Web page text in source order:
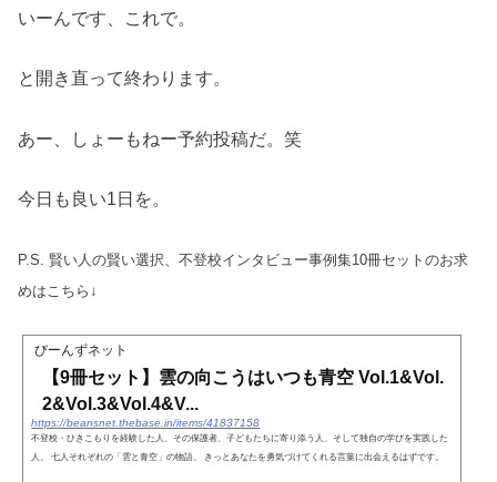
いーんです、これで。
と開き直って終わります。
あー、しょーもねー予約投稿だ。笑
今日も良い1日を。
P.S. 賢い人の賢い選択、不登校インタビュー事例集10冊セットのお求
めはこちら↓
びーんずネット
【9冊セット】雲の向こうはいつも青空 Vol.1&Vol.
2&Vol.3&Vol.4&V...
https://beansnet.thebase.in/items/41837158
不登校・ひきこもりを経験した人、その保護者、子どもたちに寄り添う人、そして独自の学びを実践した
人。 七人それぞれの「雲と青空」の物語。 きっとあなたを勇気づけてくれる言葉に出会えるはずです。